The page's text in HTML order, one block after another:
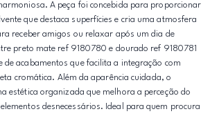
A peça foi concebida para proporcionar
que destaca superfícies e cria uma atmosfera
receber amigos ou relaxar após um dia de
preto mate ref 9180780 e dourado ref 9180781
de acabamentos que facilita a integração com
cromática. Além da aparência cuidada, o
estética organizada que melhora a perceção do
desnecessários. Ideal para quem procura